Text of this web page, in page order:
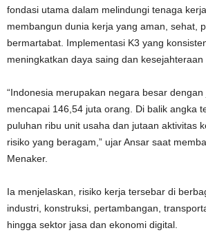
fondasi utama dalam melindungi tenaga
membangun dunia kerja yang aman, sehat,
bermartabat. Implementasi K3 yang
meningkatkan daya saing dan kesejahteraan
“Indonesia merupakan negara besar
mencapai 146,54 juta orang. Di balik angka
puluhan ribu unit usaha dan jutaan aktivitas
risiko yang beragam,” ujar Ansar saat
Menaker.
Ia menjelaskan, risiko kerja tersebar di
industri, konstruksi, pertambangan,
hingga sektor jasa dan ekonomi digital.